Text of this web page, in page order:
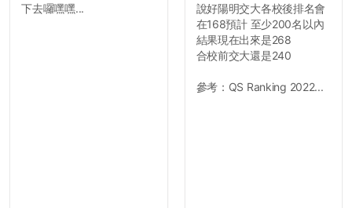
下去囉嘿嘿...
說好陽明交大各校後排名會
在168預計 至少200名以內
結果現在出來是268
合校前交大還是240
參考：QS Ranking 2022...